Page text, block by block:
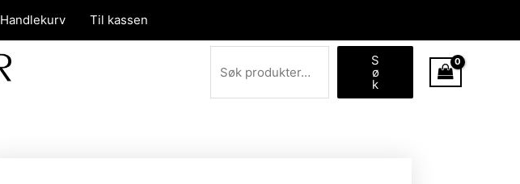
Handlekurv Til kassen
Søk
S
ø
k